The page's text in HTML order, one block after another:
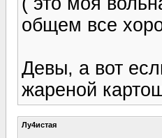
общем все
Девы, а вот
жареной
Лу4истая